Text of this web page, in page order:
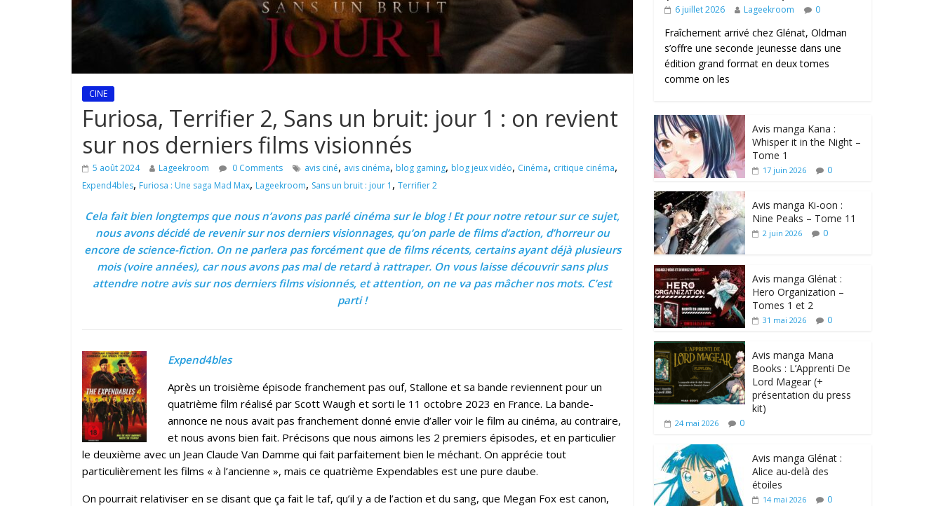
CINE
Furiosa, Terrifier 2, Sans un bruit: jour 1 : on revient
sur nos derniers films visionnés
5 août 2024 Lageekroom 0 Comments avis ciné, avis cinéma, blog gaming, blog jeux vidéo, Cinéma, critique cinéma,
Expend4bles, Furiosa : Une saga Mad Max, Lageekroom, Sans un bruit : jour 1 , Terrifier 2
Cela fait bien longtemps que nous n’avons pas parlé cinéma sur le blog ! Et pour notre retour sur ce sujet,
nous avons décidé de revenir sur nos derniers visionnages, qu’on parle de films d’action, d’horreur ou
encore de science-fiction. On ne parlera pas forcément que de films récents, certains ayant déjà plusieurs
mois (voire années), car nous avons pas mal de retard à rattraper. On vous laisse découvrir sans plus
attendre notre avis sur nos derniers films visionnés, et attention, on ne va pas mâcher nos mots. C’est
parti !
Expend4bles
Après un troisième épisode franchement pas ouf, Stallone et sa bande reviennent pour un
quatrième film réalisé par Scott Waugh et sorti le 11 octobre 2023 en France. La bande-
annonce ne nous avait pas franchement donné envie d’aller voir le film au cinéma, au contraire,
et nous avons bien fait. Précisons que nous aimons les 2 premiers épisodes, et en particulier
le deuxième avec un Jean Claude Van Damme qui fait parfaitement bien le méchant. On apprécie tout
particulièrement les films « à l’ancienne », mais ce quatrième Expendables est une pure daube.
On pourrait relativiser en se disant que ça fait le taf, qu’il y a de l’action et du sang, que Megan Fox est canon,
6 juillet 2026 Lageekroom 0
Fraîchement arrivé chez Glénat, Oldman
s’offre une seconde jeunesse dans une
édition grand format en deux tomes
comme on les
Avis manga Kana :
Whisper it in the Night –
Tome 1
17 juin 2026 0
Avis manga Ki-oon :
Nine Peaks – Tome 11
2 juin 2026 0
Avis manga Glénat :
Hero Organization –
Tomes 1 et 2
31 mai 2026 0
Avis manga Mana
Books : L’Apprenti De
Lord Magear (+
présentation du press
kit)
24 mai 2026 0
Avis manga Glénat :
Alice au-delà des
étoiles
14 mai 2026 0